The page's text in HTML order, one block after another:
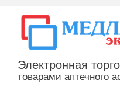
Электронная
товарами аптечного